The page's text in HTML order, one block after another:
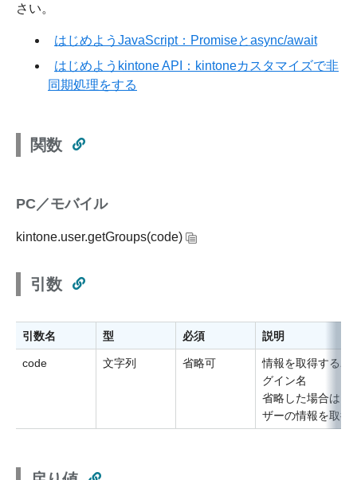
さい。
はじめようJavaScript：Promiseとasync/await
はじめようkintone API：kintoneカスタマイズで非
同期処理をする
関数
PC／モバイル
kintone.user.getGroups(code)
引数
引数名 型 必須 説明
code 文字列 省略可
情報を取得するユ
グイン名
省略した場合はロ
ザーの情報を取得